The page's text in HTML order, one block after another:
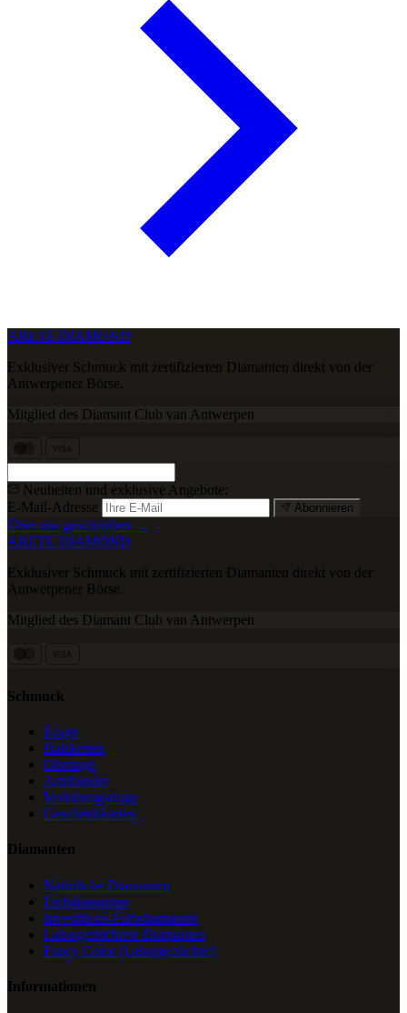
ARETE DIAMOND
Exklusiver Schmuck mit zertifizierten Diamanten direkt von der
Antwerpener Börse.
Mitglied des Diamant Club van Antwerpen
Neuheiten und exklusive Angebote:
E-Mail-Adresse
Abonnieren
Über uns geschrieben →
ARETE DIAMOND
Exklusiver Schmuck mit zertifizierten Diamanten direkt von der
Antwerpener Börse.
Mitglied des Diamant Club van Antwerpen
Schmuck
Ringe
Halsketten
Ohrringe
Armbänder
Verlobungsringe
Geschenkkarten
Diamanten
Natürliche Diamanten
Farbdiamanten
Investitions-Farbdiamanten
Laborgezüchtete Diamanten
Fancy Color (Laborgezüchtet)
Informationen